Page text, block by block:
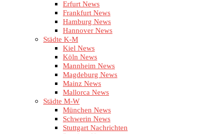
Erfurt News
Frankfurt News
Hamburg News
Hannover News
Städte K-M
Kiel News
Köln News
Mannheim News
Magdeburg News
Mainz News
Mallorca News
Städte M-W
München News
Schwerin News
Stuttgart Nachrichten